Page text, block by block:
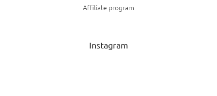
Affiliate program
Instagram